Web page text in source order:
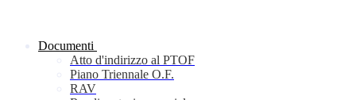
Documenti
Atto d'indirizzo al PTOF
Piano Triennale O.F.
RAV